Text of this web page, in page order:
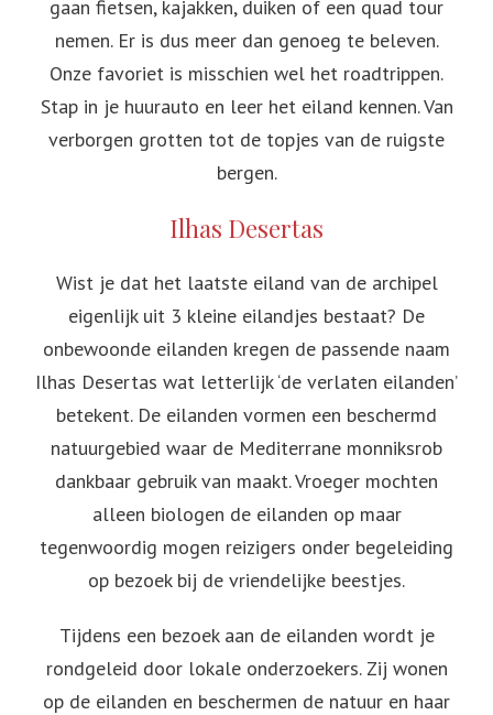
gaan fietsen, kajakken, duiken of een quad tour
nemen. Er is dus meer dan genoeg te beleven.
Onze favoriet is misschien wel het roadtrippen.
Stap in je huurauto en leer het eiland kennen. Van
verborgen grotten tot de topjes van de ruigste
bergen.
Ilhas Desertas
Wist je dat het laatste eiland van de archipel
eigenlijk uit 3 kleine eilandjes bestaat? De
onbewoonde eilanden kregen de passende naam
Ilhas Desertas wat letterlijk ‘de verlaten eilanden’
betekent. De eilanden vormen een beschermd
natuurgebied waar de Mediterrane monniksrob
dankbaar gebruik van maakt. Vroeger mochten
alleen biologen de eilanden op maar
tegenwoordig mogen reizigers onder begeleiding
op bezoek bij de vriendelijke beestjes.
Tijdens een bezoek aan de eilanden wordt je
rondgeleid door lokale onderzoekers. Zij wonen
op de eilanden en beschermen de natuur en haar